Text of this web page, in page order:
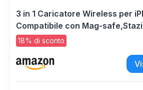
3 in 1 Caricatore Wireless per
Compatibile con Mag-
Apple Wireless Charger Rapida
17/16/15/14/13/12 (Nero)
18% di sconto